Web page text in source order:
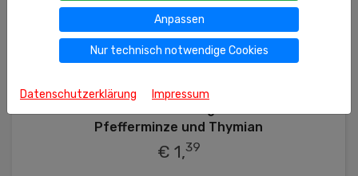
Pfefferminze und Thymian
€ 1,39
Anpassen
Nur technisch notwendige Cookies
Datenschutzerklärung Impressum